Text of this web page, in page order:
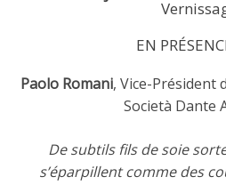
EN
Paolo Romani, Vice-Président
Società Dante
De subtils fils de soie
s’éparpillent comme des